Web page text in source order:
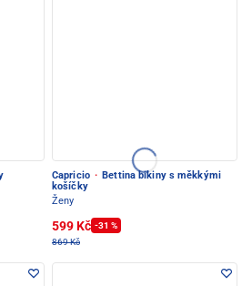
Capricio · Bettina bikiny s měkkými
košíčky
Ženy
599 Kč -31 %
869 Kč